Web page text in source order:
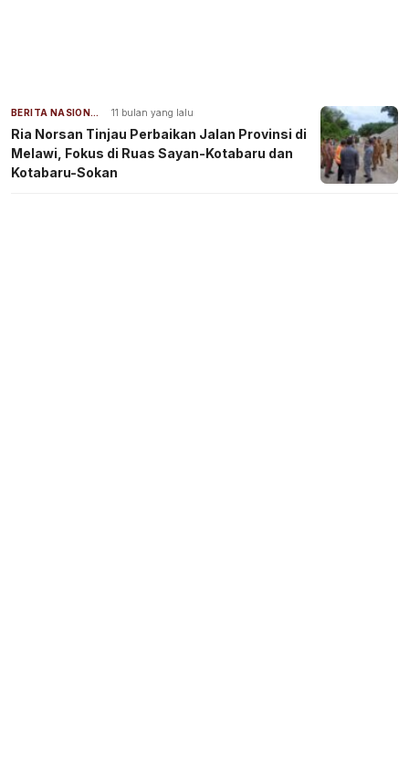
BERITA NASIONAL 11 bulan yang lalu
Ria Norsan Tinjau Perbaikan Jalan Provinsi di
Melawi, Fokus di Ruas Sayan-Kotabaru dan
Kotabaru-Sokan